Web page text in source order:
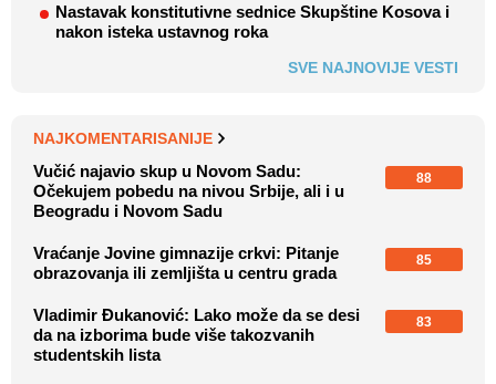
Nastavak konstitutivne sednice Skupštine Kosova i
nakon isteka ustavnog roka
SVE NAJNOVIJE VESTI
NAJKOMENTARISANIJE
Vučić najavio skup u Novom Sadu:
Očekujem pobedu na nivou Srbije, ali i u
Beogradu i Novom Sadu
88
Vraćanje Jovine gimnazije crkvi: Pitanje
obrazovanja ili zemljišta u centru grada
85
Vladimir Đukanović: Lako može da se desi
da na izborima bude više takozvanih
studentskih lista
83